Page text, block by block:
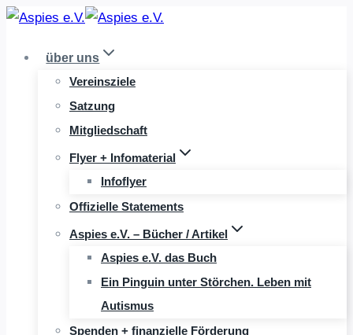
Zum
springenüber uns
Vereinsziele
Satzung
Mitgliedschaft
Flyer + Infomaterial
Infoflyer
Offizielle Statements
Aspies e.V. – Bücher / Artikel
Aspies e.V. das Buch
Ein Pinguin unter Störchen. Leben mit
Autismus
Spenden + finanzielle Förderung